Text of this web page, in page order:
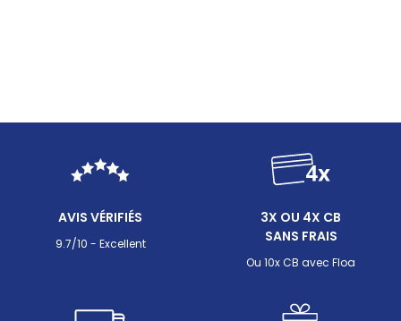
AVIS VÉRIFIÉS
9.7/10 - Excellent
3X OU 4X CB
SANS FRAIS
Ou 10x CB avec Floa